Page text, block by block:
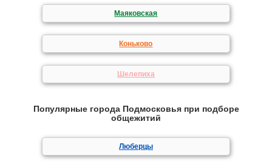
Маяковская
Коньково
Шелепиха
Популярные города Подмосковья при подборе
общежитий
Люберцы